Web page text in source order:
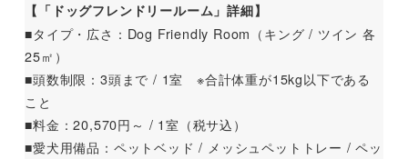
【「ドッグフレンドリールーム」詳細】
■タイプ・広さ：Dog Friendly Room（キング / ツイン 各
25㎡）
■頭数制限：3頭まで / 1室 ※合計体重が15kg以下である
こと
■料金：20,570円～ / 1室（税サ込）
■愛犬用備品：ペットベッド / メッシュペットトレー / ペッ